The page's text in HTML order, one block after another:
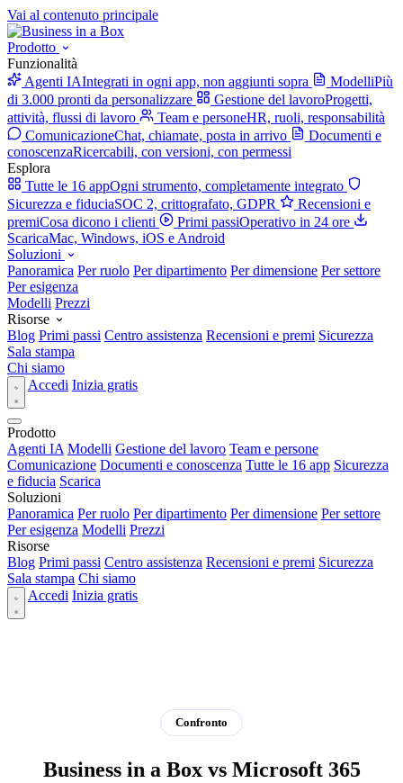
Vai al contenuto principale
Prodotto
Funzionalità
Agenti IAIntegrati in ogni app, non aggiunti sopra ModelliPiù
di 3.000 pronti da personalizzare
Gestione del lavoroProgetti,
attività, flussi di lavoro
Team e personeHR, ruoli, responsabilità
ComunicazioneChat, chiamate, posta in arrivo
Documenti e
conoscenzaRicercabili, con versioni, con permessi
Esplora
Tutte le 16 appOgni strumento, completamente integrato
Sicurezza e fiduciaSOC 2, crittografato, GDPR
Recensioni e
premiCosa dicono i clienti Primi passiOperativo in 24 ore
ScaricaMac, Windows, iOS e Android
Soluzioni
Panoramica Per ruolo Per dipartimento Per dimensione Per settore
Per esigenza
Modelli Prezzi
Risorse
Blog Primi passi Centro assistenza Recensioni e premi Sicurezza
Sala stampa
Chi siamo
Accedi Inizia gratis
Prodotto
Agenti IA Modelli Gestione del lavoro Team e persone
Comunicazione Documenti e conoscenza Tutte le 16 app Sicurezza
e fiducia Scarica
Soluzioni
Panoramica Per ruolo Per dipartimento Per dimensione Per settore
Per esigenza Modelli Prezzi
Risorse
Blog Primi passi Centro assistenza Recensioni e premi Sicurezza
Sala stampa Chi siamo
Accedi Inizia gratis
Confronto
Business in a Box vs Microsoft 365